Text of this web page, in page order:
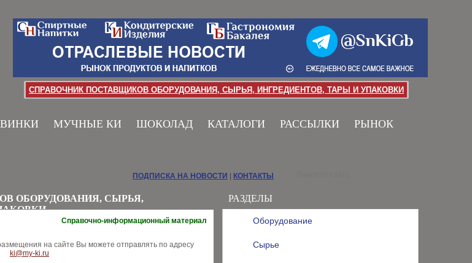
СПРАВОЧНИК ПОСТАВЩИКОВ ОБОРУДОВАНИЯ, СЫРЬЯ, ИНГРЕДИЕНТОВ, ТАРЫ И УПАКОВКИ
МУЧНЫЕ КИ ШОКОЛАД КАТАЛОГИ РАССЫЛКИ РЫНОК
РАЗДЕЛЫ
Оборудование
Сырье
ПОДПИСКА НА НОВОСТИ КОНТАКТЫ
ОБОРУДОВАНИЯ, СЫРЬЯ,
Справочно-информационный материал
на сайте Вы можете отправлять по адресу
ki@my-ki.ru